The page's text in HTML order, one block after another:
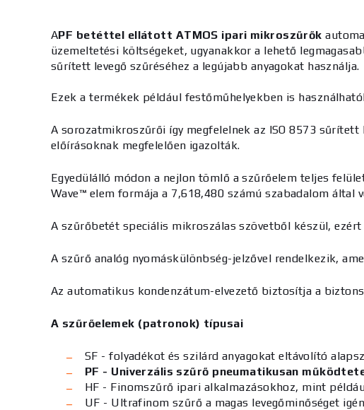
APF betéttel ellátott ATMOS ipari mikroszűrők
üzemeltetési költségeket, ugyanakkor a lehető
sűrített levegő szűréséhez a legújabb anyagokat használja.
Ezek a termékek például festőműhelyekben is
A sorozatmikroszűrői így megfelelnek az ISO 8573
előírásoknak megfelelően igazolták.
Egyedülálló módon a nejlon tömlő a szűrőelem teljes
Wave™ elem formája a 7,618,480 számú szabadalom által
A szűrőbetét speciális mikroszálas szövetből készül,
A szűrő analóg nyomáskülönbség-jelzővel rendelkezik,
Az automatikus kondenzátum-elvezető biztosítja a
A szűrőelemek (patronok) típusai
SF - folyadékot és szilárd anyagokat eltávolító
PF - Univerzális szűrő pneumatikusan
HF - Finomszűrő ipari alkalmazásokhoz, mint
UF - Ultrafinom szűrő a magas levegőminőséget